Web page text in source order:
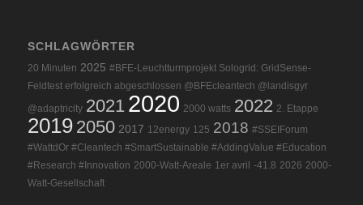
SCHLAGWÖRTER
20 Minuten 2025 #BFE-Leuchtturmprojekt Sologrid: GridSense-
Feldtest erfolgreich abgeschlossen @BFEcleantech @landisgyr
@adaptricity 2021 2020 2000 watts 2022 2. Etappe
2019 2050 2017 12energy 125 2018 #SSEIForum
#WattdOr #Cleantech #SmartSustainable #AddingValue #Education
#Research #Innovation 2000-Watt-Areale 1er avril -41.8 2026 2000-
Watt-Gesellschaft